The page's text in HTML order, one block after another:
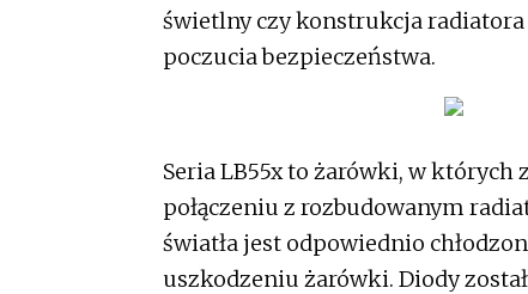
świetlny czy konstrukcja radiatora
poczucia bezpieczeństwa.
Seria LB55x to żarówki, w których
połączeniu z rozbudowanym
światła jest odpowiednio
uszkodzeniu żarówki. Diody